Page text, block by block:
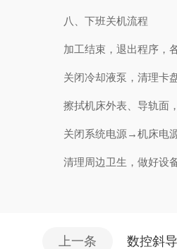
八、下班关机流程
加工结束，退出程序，各
关闭冷却液泵，清理卡盘
擦拭机床外表、导轨面，
关闭系统电源→机床电源
清理周边卫生，做好设备
上一条 数控斜